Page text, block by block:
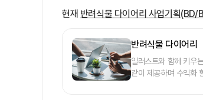
현재 반려식물 다이어리 사업기획(BD/
반려식물 다이어리
일러스트와 함께 키우
같이 제공하며 수익화